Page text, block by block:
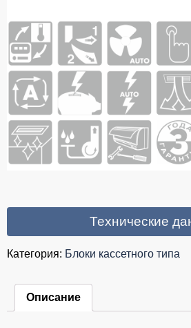
Технические
Категория: Блоки кассетного типа
Описание